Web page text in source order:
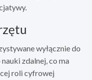
wyłącznie do
zdalnej, co ma
roli cyfrowej